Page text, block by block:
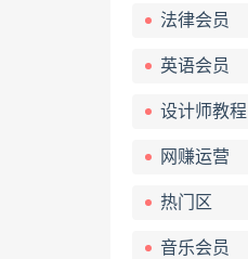
法律会员
英语会员
设计师教程
网赚运营
热门区
音乐会员